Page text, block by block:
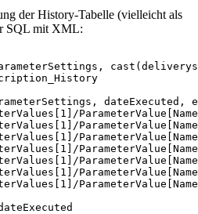
der History-Tabelle (vielleicht als
SQL mit XML:
ParameterSettings,
dateExecuted,